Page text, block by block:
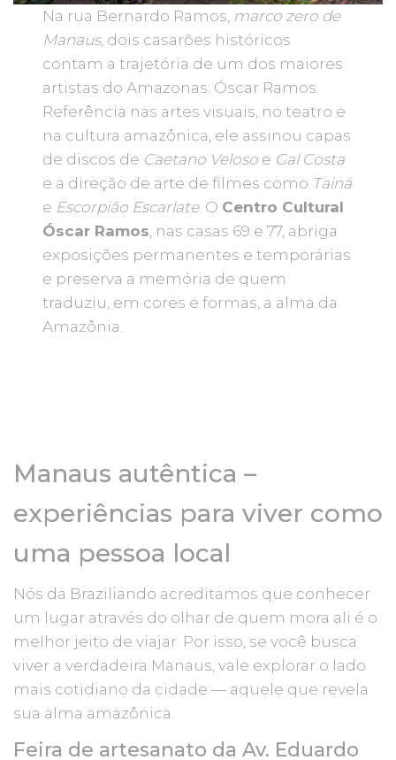
Na rua Bernardo Ramos, marco zero de
Manaus, dois casarões históricos
contam a trajetória de um dos maiores
artistas do Amazonas: Óscar Ramos.
Referência nas artes visuais, no teatro e
na cultura amazônica, ele assinou capas
de discos de Caetano Veloso e Gal Costa
e a direção de arte de filmes como Tainá
e Escorpião Escarlate. O Centro Cultural
Óscar Ramos , nas casas 69 e 77, abriga
exposições permanentes e temporárias
e preserva a memória de quem
traduziu, em cores e formas, a alma da
Amazônia.
Manaus autêntica –
experiências para viver como
uma pessoa local
Nós da Braziliando acreditamos que conhecer
um lugar através do olhar de quem mora ali é o
melhor jeito de viajar. Por isso, se você busca
viver a verdadeira Manaus, vale explorar o lado
mais cotidiano da cidade — aquele que revela
sua alma amazônica.
Feira de artesanato da Av. Eduardo